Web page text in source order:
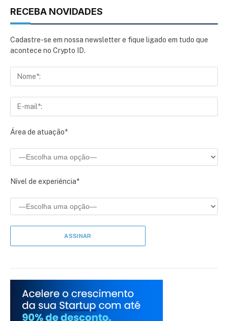
RECEBA NOVIDADES
Cadastre-se em nossa newsletter e fique ligado em tudo que
acontece no Crypto ID.
Área de atuação*
Nível de experiência*